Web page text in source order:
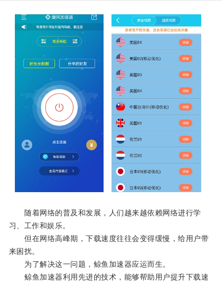
随着网络的普及和发展，人们越来越依赖网络进行学
习、工作和娱乐。
但在网络高峰期，下载速度往往会变得缓慢，给用户带
来困扰。
为了解决这一问题，鲸鱼加速器应运而生。
鲸鱼加速器利用先进的技术，能够帮助用户提升下载速